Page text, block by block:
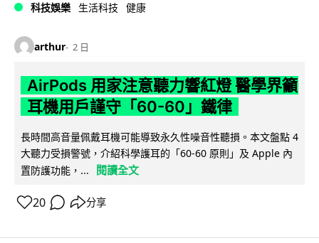
科技娛樂 生活科技 健康
arthur 2 日
AirPods 用家注意聽力響紅燈 醫學界籲
耳機用戶謹守「60-60」鐵律
長時間高音量佩戴耳機可能導致永久性噪音性聽損。本文盤點 4
大聽力受損警號，介紹科學護耳的「60-60 原則」及 Apple 內
置防護功能，...
閱讀全文
20 分享